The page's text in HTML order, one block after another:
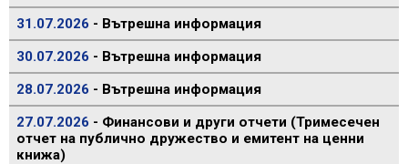
31.07.2026 - Вътрешна информация
30.07.2026 - Вътрешна информация
28.07.2026 - Вътрешна информация
27.07.2026 - Финансови и други отчети (Тримесечен
отчет на публично дружество и емитент на ценни
книжа)